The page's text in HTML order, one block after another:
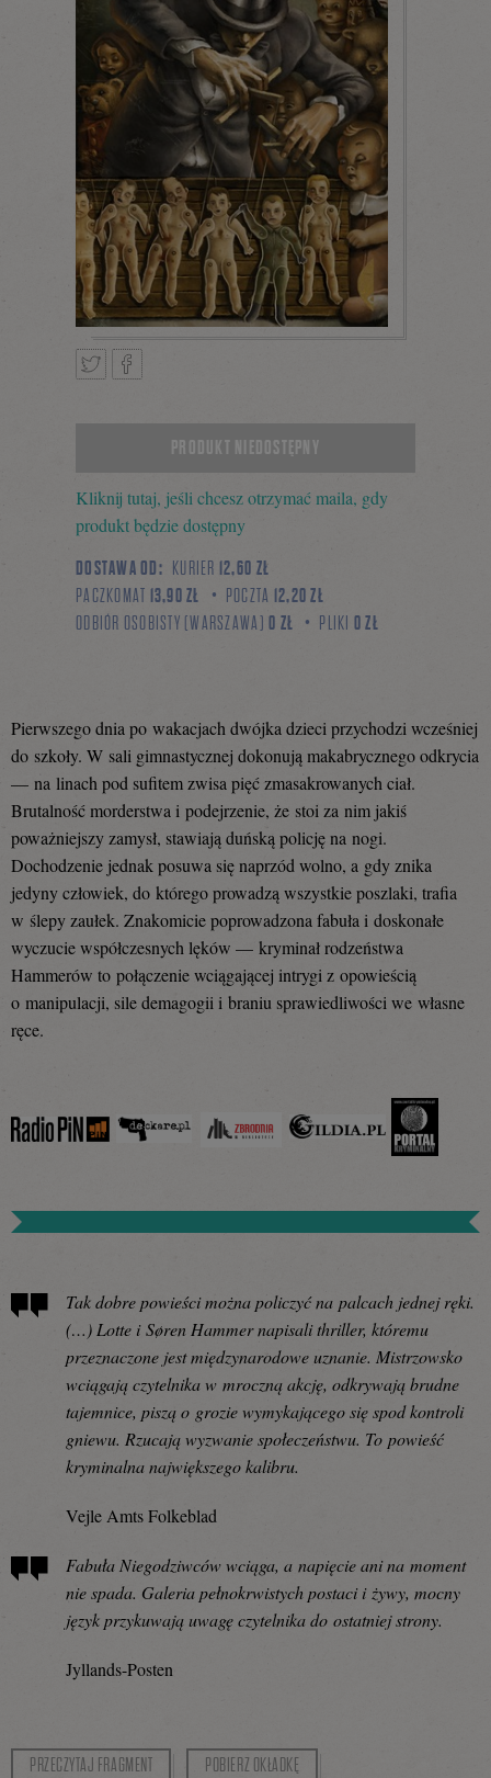
się
na
PRODUKT NIEDOSTĘPNY
Kliknij tutaj, jeśli chcesz otrzymać maila, gdy
produkt będzie dostępny
DOSTAWA OD: KURIER 12,60 ZŁ
PACZKOMAT 13,90 ZŁ POCZTA 12,20 ZŁ
ODBIÓR OSOBISTY (WARSZAWA) 0 ZŁ PLIKI 0 ZŁ
Pierwszego dnia po wakacjach dwójka dzieci przychodzi wcześniej
do szkoły. W sali gimnastycznej dokonują makabrycznego odkrycia
— na linach pod sufitem zwisa pięć zmasakrowanych ciał.
Brutalność morderstwa i podejrzenie, że stoi za nim jakiś
poważniejszy zamysł, stawiają duńską policję na nogi.
Dochodzenie jednak posuwa się naprzód wolno, a gdy znika
jedyny człowiek, do którego prowadzą wszystkie poszlaki, trafia
w ślepy zaułek. Znakomicie poprowadzona fabuła i doskonałe
wyczucie współczesnych lęków — kryminał rodzeństwa
Hammerów to połączenie wciągającej intrygi z opowieścią
o manipulacji, sile demagogii i braniu sprawiedliwości we własne
ręce.
Tak dobre powieści można policzyć na palcach jednej ręki.
(…) Lotte i Søren Hammer napisali thriller, któremu
przeznaczone jest międzynarodowe uznanie. Mistrzowsko
wciągają czytelnika w mroczną akcję, odkrywają brudne
tajemnice, piszą o grozie wymykającego się spod kontroli
gniewu. Rzucają wyzwanie społeczeństwu. To powieść
kryminalna największego kalibru.
Vejle Amts Folkeblad
Fabuła Niegodziwców wciąga, a napięcie ani na moment
nie spada. Galeria pełnokrwistych postaci i żywy, mocny
język przykuwają uwagę czytelnika do ostatniej strony.
Jyllands-Posten
PRZECZYTAJ FRAGMENT POBIERZ OKŁADKĘ